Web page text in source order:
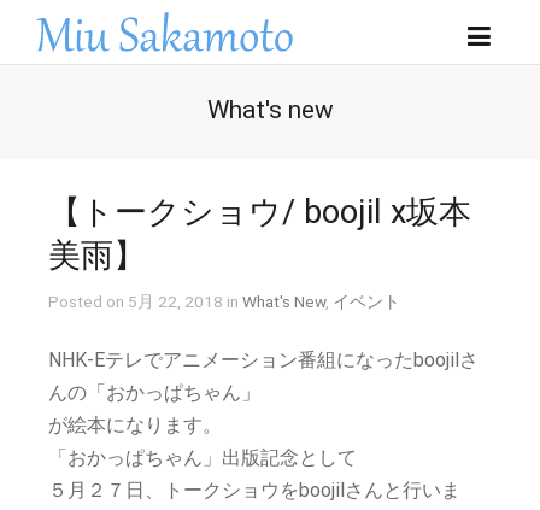
What's new
【トークショウ/ boojil x坂本
美雨】
Posted on 5月 22, 2018 in What's New, イベント
NHK-Eテレでアニメーション番組になったboojilさ
んの「おかっぱちゃん」
が絵本になります。
「おかっぱちゃん」出版記念として
５月２７日、トークショウをboojilさんと行いま